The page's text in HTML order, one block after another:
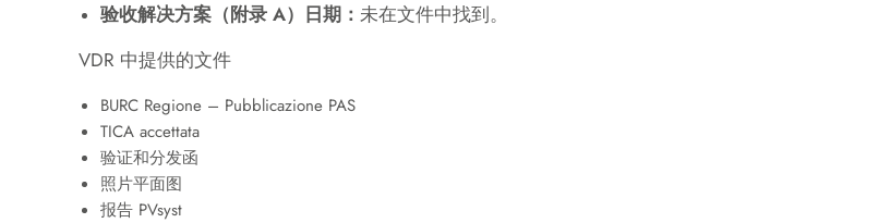
验收解决方案（附录 A）日期： 未在文件中找到。
VDR 中提供的文件
BURC Regione – Pubblicazione PAS
TICA accettata
验证和分发函
照片平面图
报告 PVsyst